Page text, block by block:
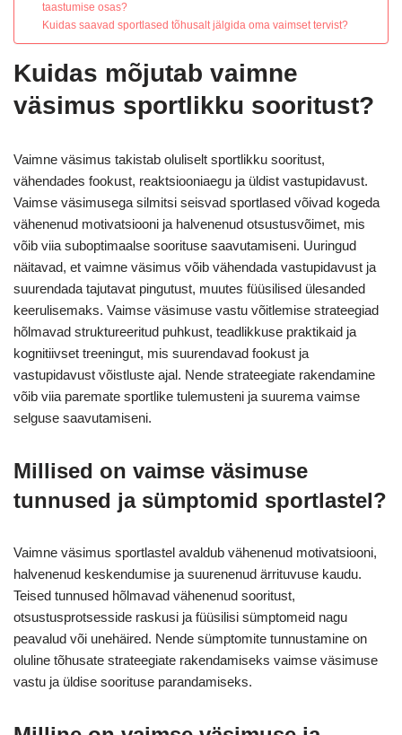
taastumise osas?
Kuidas saavad sportlased tõhusalt jälgida oma vaimset tervist?
Kuidas mõjutab vaimne
väsimus sportlikku sooritust?
Vaimne väsimus takistab oluliselt sportlikku sooritust,
vähendades fookust, reaktsiooniaegu ja üldist vastupidavust.
Vaimse väsimusega silmitsi seisvad sportlased võivad kogeda
vähenenud motivatsiooni ja halvenenud otsustusvõimet, mis
võib viia suboptimaalse soorituse saavutamiseni. Uuringud
näitavad, et vaimne väsimus võib vähendada vastupidavust ja
suurendada tajutavat pingutust, muutes füüsilised ülesanded
keerulisemaks. Vaimse väsimuse vastu võitlemise strateegiad
hõlmavad struktureeritud puhkust, teadlikkuse praktikaid ja
kognitiivset treeningut, mis suurendavad fookust ja
vastupidavust võistluste ajal. Nende strateegiate rakendamine
võib viia paremate sportlike tulemusteni ja suurema vaimse
selguse saavutamiseni.
Millised on vaimse väsimuse
tunnused ja sümptomid sportlastel?
Vaimne väsimus sportlastel avaldub vähenenud motivatsiooni,
halvenenud keskendumise ja suurenenud ärrituvuse kaudu.
Teised tunnused hõlmavad vähenenud sooritust,
otsustusprotsesside raskusi ja füüsilisi sümptomeid nagu
peavalud või unehäired. Nende sümptomite tunnustamine on
oluline tõhusate strateegiate rakendamiseks vaimse väsimuse
vastu ja üldise soorituse parandamiseks.